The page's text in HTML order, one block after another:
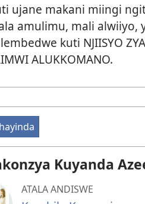
ujane makani miingi
amulimu, mali alwiiyo,
kuti NJIISYO
ALUKKOMANO.
Kuyanda
ATALA ANDISWE